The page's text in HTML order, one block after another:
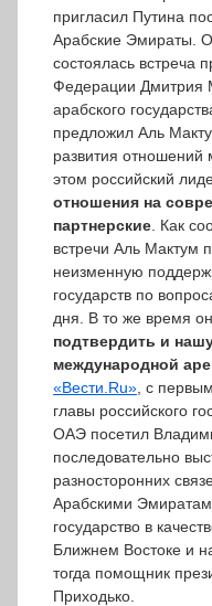
пригласил Путина
Арабские Эмираты.
состоялась встреча
Федерации Дмитрия
арабского
предложил Аль
развития
этом российский
отношения на
партнерские . Как
встречи Аль Мактум
неизменную
государств по
дня. В то же время
подтвердить и
международной
«Вести.Ru» , с
главы российского
ОАЭ посетил
последовательно
разносторонних
Арабскими
государство в
Ближнем Востоке и
тогда помощник
Приходько.